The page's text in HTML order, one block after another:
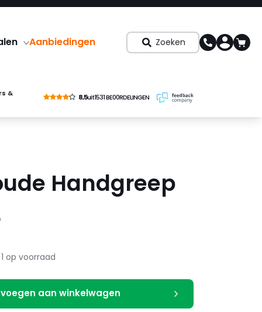
Aanbiedingen Zoeken
&
8,5uit1531 BE00RDELINGEN
Handgreep
1 op voorraad
aan winkelwagen